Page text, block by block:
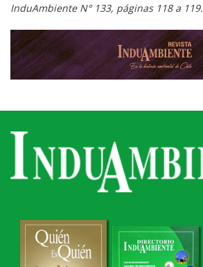
InduAmbiente N° 133, páginas 118 a 119.